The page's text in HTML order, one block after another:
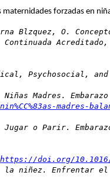
forzadas en
Blzquez, O.
Acreditado,
Psychosocial, and
Madres.
madres-
Jugar o Parir.
https://doi.org/
niñez. Enfrentar el